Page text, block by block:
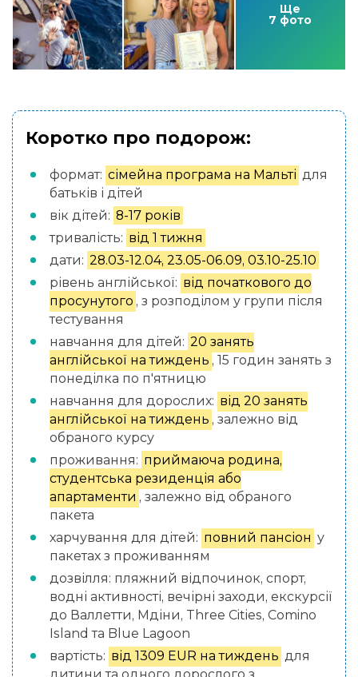
Ще
7 фото
Коротко про подорож:
формат: сімейна програма на Мальті для
батьків і дітей
вік дітей: 8-17 років
тривалість: від 1 тижня
дати: 28.03-12.04, 23.05-06.09, 03.10-25.10
рівень англійської: від початкового до
просунутого , з розподілом у групи після
тестування
навчання для дітей: 20 занять
англійської на тиждень , 15 годин занять з
понеділка по п'ятницю
навчання для дорослих: від 20 занять
англійської на тиждень , залежно від
обраного курсу
проживання: приймаюча родина,
студентська резиденція або
апартаменти , залежно від обраного
пакета
харчування для дітей: повний пансіон у
пакетах з проживанням
дозвілля: пляжний відпочинок, спорт,
водні активності, вечірні заходи, екскурсії
до Валлетти, Мдіни, Three Cities, Comino
Island та Blue Lagoon
вартість: від 1309 EUR на тиждень для